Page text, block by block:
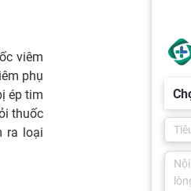
viêm
phụ
ép tim
thuốc
ra loại